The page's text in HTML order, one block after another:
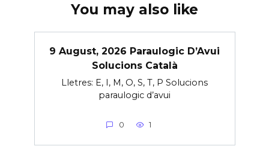
You may also like
9 August, 2026 Paraulogic D’Avui
Solucions Català
Lletres: E, I, M, O, S, T, P Solucions
paraulogic d’avui
0 1